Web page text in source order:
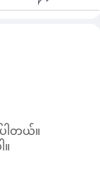
told ကိုသုံးပါ
အတွက် said ကိုသုံး
ါတယ်။